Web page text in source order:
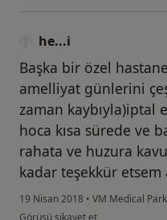
he...i
Başka bir özel
amelliyat günlerini
zaman kaybıyla)iptal
hoca kısa sürede ve
rahata ve huzura
kadar teşekkür etsem
19 Nisan 2018 • VM Medical
kullanıcının görüşüne göre he...i
Görüşü şikayet et